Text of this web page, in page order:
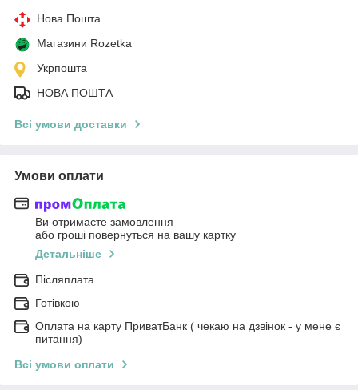
Нова Пошта
Магазини Rozetka
Укрпошта
НОВА ПОШТА
Всі умови доставки
Умови оплати
Ви отримаєте замовлення
або гроші повернуться на вашу картку
Детальніше
Післяплата
Готівкою
Оплата на карту ПриватБанк ( чекаю на дзвінок - у мене є
питання)
Всі умови оплати